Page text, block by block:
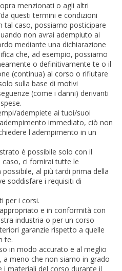
menzionati o agli altri
questi termini e condizioni
tal caso, possiamo posticipare
non avrai adempiuto ai
mediante una dichiarazione
che, ad esempio, possiamo
o definitivamente te o il
(continua) al corso o rifiutare
sulla base di motivi
(come i danni) derivanti
adempiete ai tuoi/suoi
immediato, ciò non
l'adempimento in un
è possibile solo con il
ci fornirai tutte le
al più tardi prima della
soddisfare i requisiti di
per i corsi.
e in conformità con
industria o per un corso
garanzie rispetto a quelle
te.
in modo accurato e al meglio
a meno che non siamo in grado
i materiali del corso durante il